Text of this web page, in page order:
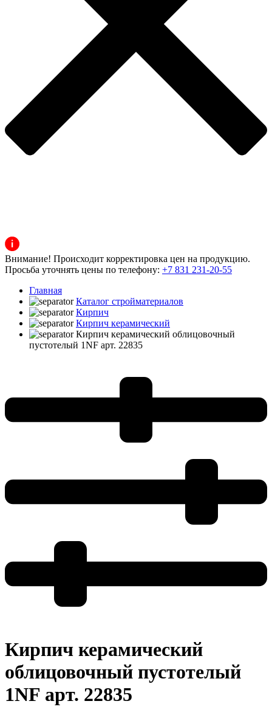
Внимание! Происходит корректировка цен на продукцию.
Просьба уточнять цены по телефону: +7 831 231-20-55
Главная
Каталог стройматериалов
Кирпич
Кирпич керамический
Кирпич керамический облицовочный
пустотелый 1NF арт. 22835
Кирпич керамический
облицовочный пустотелый
1NF арт. 22835